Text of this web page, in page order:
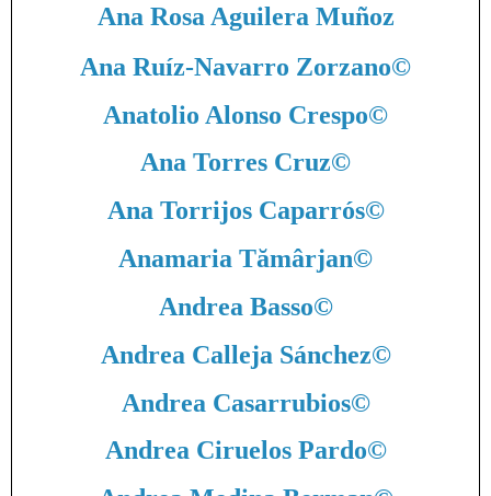
Ana Rosa Aguilera Muñoz
Ana Ruíz-Navarro Zorzano©
Anatolio Alonso Crespo©
Ana Torres Cruz©
Ana Torrijos Caparrós©
Anamaria Tămârjan©
Andrea Basso©
Andrea Calleja Sánchez©
Andrea Casarrubios©
Andrea Ciruelos Pardo©